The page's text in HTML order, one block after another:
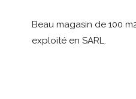
Beau magasin de 100
exploité en SARL.